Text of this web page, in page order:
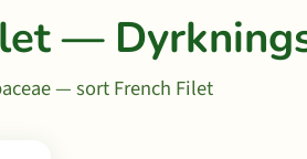
—
— sort French Filet